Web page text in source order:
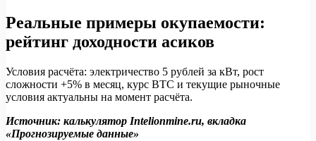
Реальные примеры окупаемости:
рейтинг доходности асиков
Условия расчёта: электричество 5 рублей за кВт, рост
сложности +5% в месяц, курс BTC и текущие рыночные
условия актуальны на момент расчёта.
Источник: калькулятор Intelionmine.ru, вкладка
«Прогнозируемые данные»